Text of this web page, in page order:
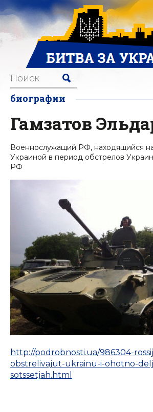
биографии
Гамзатов
Военнослужащий РФ, находящийся
Украиной в период обстрелов
РФ
http://podrobnosti.ua/986304-
obstrelivajut-ukrainu-i-ohotno-
sotssetjah.html